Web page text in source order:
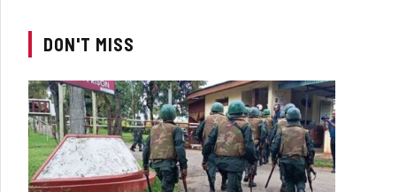
DON'T MISS